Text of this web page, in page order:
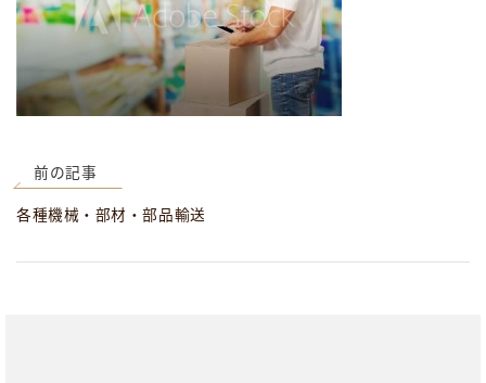
前の記事
各種機械・部材・部品輸送